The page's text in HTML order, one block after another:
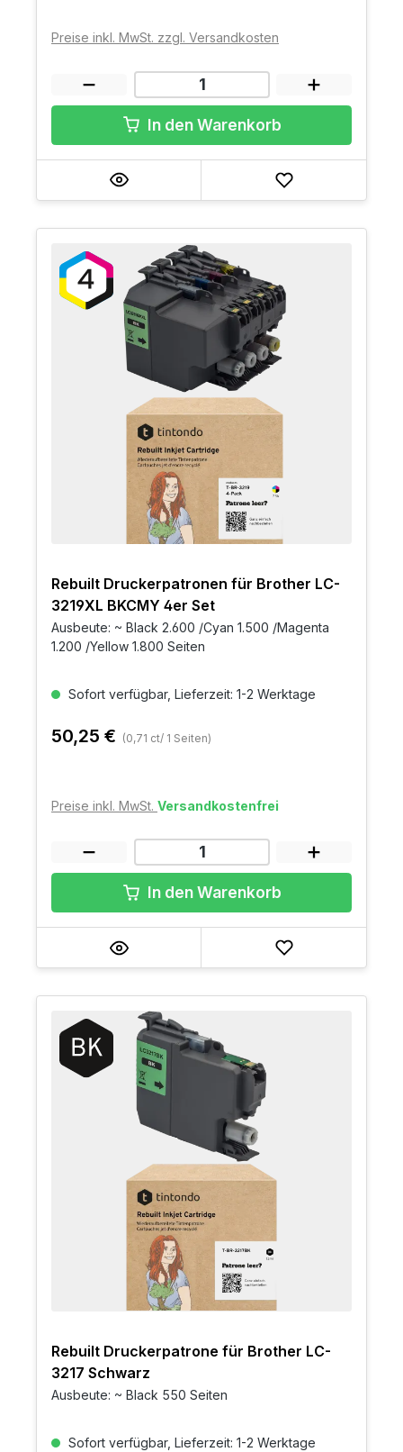
Preise inkl. MwSt. zzgl. Versandkosten
In den Warenkorb
Rebuilt Druckerpatronen für Brother LC-
3219XL BKCMY 4er Set
Ausbeute: ~ Black 2.600 /Cyan 1.500 /Magenta
1.200 /Yellow 1.800 Seiten
Sofort verfügbar, Lieferzeit: 1-2 Werktage
50,25 € (0,71 ct/ 1 Seiten)
Preise inkl. MwSt. Versandkostenfrei
In den Warenkorb
Rebuilt Druckerpatrone für Brother LC-
3217 Schwarz
Ausbeute: ~ Black 550 Seiten
Sofort verfügbar, Lieferzeit: 1-2 Werktage